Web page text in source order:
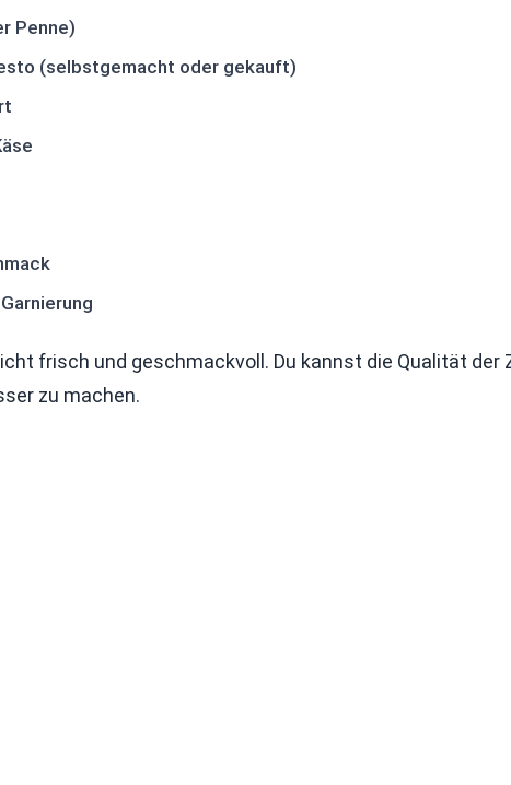
Penne)
(selbstgemacht oder gekauft)
frisch und geschmackvoll. Du kannst die Qualität der
zu machen.